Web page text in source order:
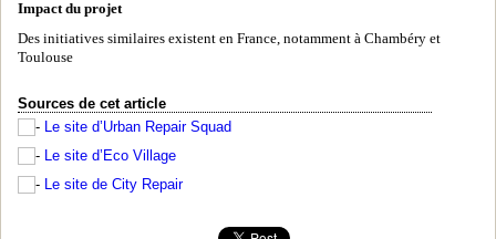
Impact du projet
Des initiatives similaires existent en France, notamment à Chambéry et
Toulouse
Sources de cet article
Le site d’Urban Repair Squad
Le site d’Eco Village
Le site de City Repair